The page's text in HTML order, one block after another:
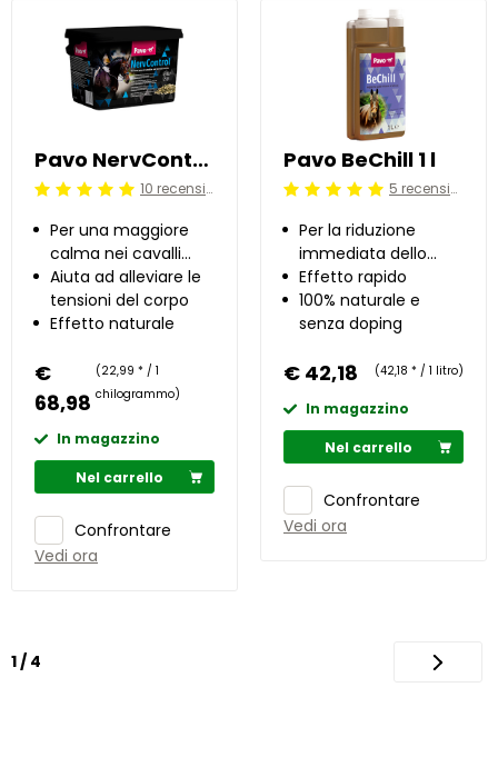
Pavo NervControl 3 kg
Beoordeling: 5/5 10 recensioni
Per una maggiore
calma nei cavalli
nervosi
Aiuta ad alleviare le
tensioni del corpo
Effetto naturale
€
68,98
(22,99 * / 1
chilogrammo)
In magazzino
Nel carrello
Confrontare
Vedi ora
Pavo BeChill 1 l
Beoordeling: 5/5 5 recensioni
Per la riduzione
immediata dello
stress
Effetto rapido
100% naturale e
senza doping
€ 42,18 (42,18 * / 1 litro)
In magazzino
Nel carrello
Confrontare
Vedi ora
1 / 4